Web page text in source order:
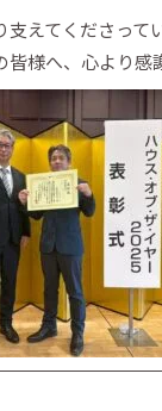
支えてくださって
様へ、心より感